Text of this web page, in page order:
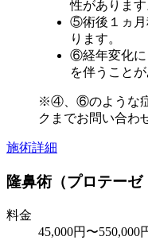
性があります
⑤術後１ヵ月
ります。
⑥経年変化に
を伴うことが
※④、⑥のような症
クまでお問い合わ
施術詳細
隆鼻術（プロテーゼ
料金
45,000円〜550,000